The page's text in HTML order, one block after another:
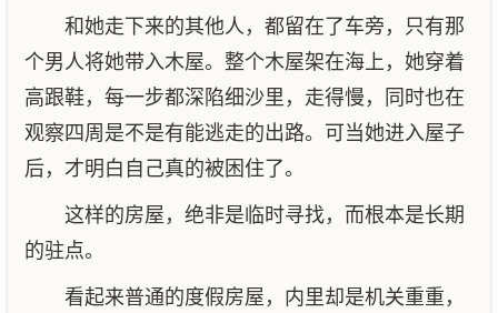
和她走下来的其他人，都留在了车旁，只有那
个男人将她带入木屋。整个木屋架在海上，她穿着
高跟鞋，每一步都深陷细沙里，走得慢，同时也在
观察四周是不是有能逃走的出路。可当她进入屋子
后，才明白自己真的被困住了。
这样的房屋，绝非是临时寻找，而根本是长期
的驻点。
看起来普通的度假房屋，内里却是机关重重，